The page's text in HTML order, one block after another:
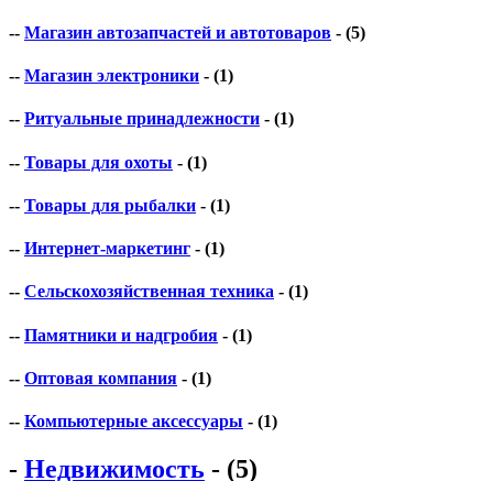
-- Магазин автозапчастей и автотоваров - (5)
-- Магазин электроники - (1)
-- Ритуальные принадлежности - (1)
-- Товары для охоты - (1)
-- Товары для рыбалки - (1)
-- Интернет-маркетинг - (1)
-- Сельскохозяйственная техника - (1)
-- Памятники и надгробия - (1)
-- Оптовая компания - (1)
-- Компьютерные аксессуары - (1)
- Недвижимость - (5)